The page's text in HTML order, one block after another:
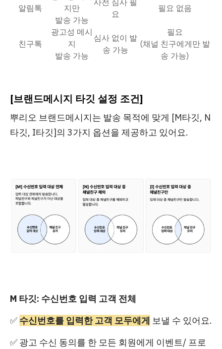
알림톡
지만
발송 가능
사전 심사 필
요
필요 없음
친구톡
광고성 메시
지
발송 가능
심사 없이 발
송 가능
필요
(채널 친구에게만 발
송 가능)
[브랜드메시지 타깃 설정 조건]
뿌리오 브랜드메시지는 발송 목적에 맞게 [M타깃, N
타깃, I타깃]의 3가지 옵션을 제공하고 있어요.
M 타깃: 수신번호 입력 고객 전체
✅ 수신번호를 입력한 고객 모두에게 보낼 수 있어요.
✅ 광고 수신 동의를 한 모든 회원에게 이벤트/ 프로